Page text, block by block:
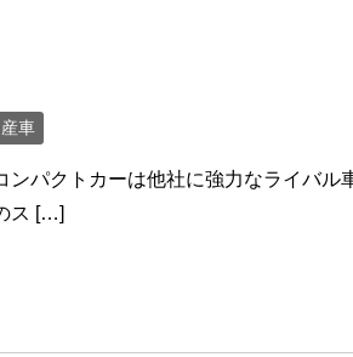
車
ンパクトカーは他社に強力なライバル
ス […]